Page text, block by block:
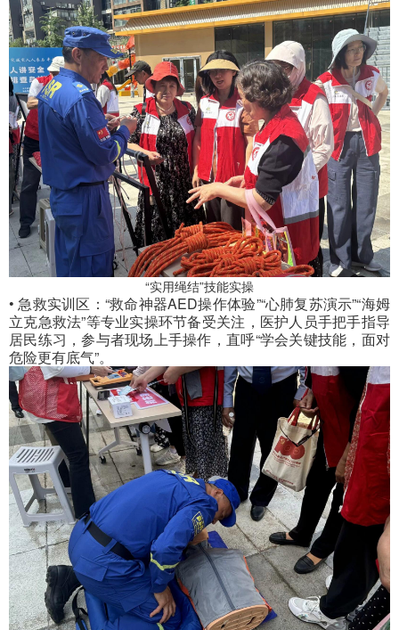
“实用绳结”技能实操
• 急救实训区：“救命神器AED操作体验”“心肺复苏演示”“海姆
立克急救法”等专业实操环节备受关注，医护人员手把手指导
居民练习，参与者现场上手操作，直呼“学会关键技能，面对
危险更有底气”。